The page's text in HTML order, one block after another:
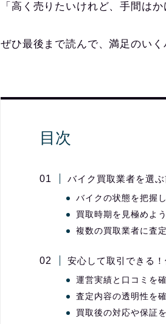
「高く売りたいけれど、手間は
ぜひ最後まで読んで、満足のい
目次
バイク買取業者を選
バイクの状態を把握
買取時期を見極めよう
複数の買取業者に査
安心して取引できる
運営実績と口コミを
査定内容の透明性を
買取後の対応や保証